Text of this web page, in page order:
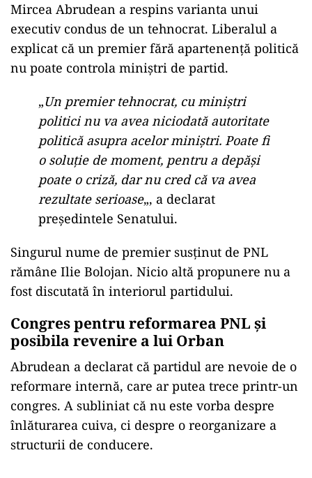
Mircea Abrudean a respins varianta unui
executiv condus de un tehnocrat. Liberalul a
explicat că un premier fără apartenență politică
nu poate controla miniștri de partid.
„Un premier tehnocrat, cu miniștri
politici nu va avea niciodată autoritate
politică asupra acelor miniștri. Poate fi
o soluție de moment, pentru a depăși
poate o criză, dar nu cred că va avea
rezultate serioase„, a declarat
președintele Senatului.
Singurul nume de premier susținut de PNL
rămâne Ilie Bolojan. Nicio altă propunere nu a
fost discutată în interiorul partidului.
Congres pentru reformarea PNL și
posibila revenire a lui Orban
Abrudean a declarat că partidul are nevoie de o
reformare internă, care ar putea trece printr-un
congres. A subliniat că nu este vorba despre
înlăturarea cuiva, ci despre o reorganizare a
structurii de conducere.